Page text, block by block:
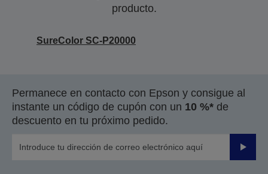
producto.
SureColor SC-P20000
Permanece en contacto con Epson y consigue al
instante un código de cupón con un 10 %* de
descuento en tu próximo pedido.
Enviar